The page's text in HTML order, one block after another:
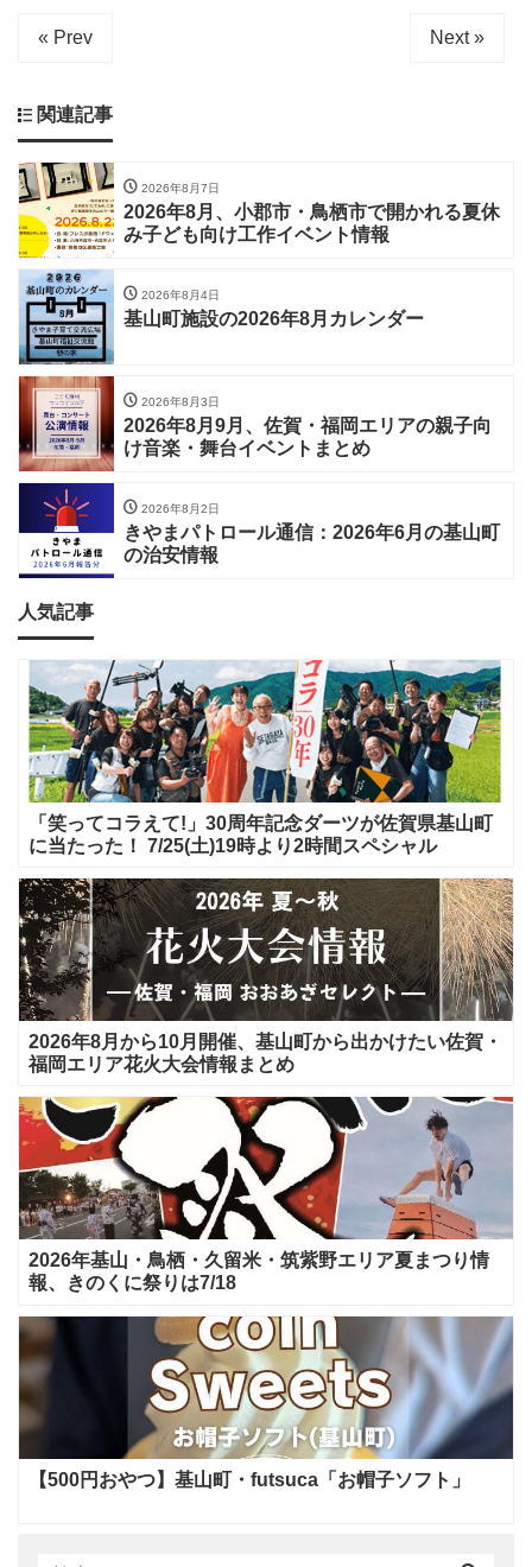
« Prev Next »
関連記事
2026年8月7日
2026年8月、小郡市・鳥栖市で開かれる夏休
み子ども向け工作イベント情報
2026年8月4日
基山町施設の2026年8月カレンダー
2026年8月3日
2026年8月9月、佐賀・福岡エリアの親子向
け音楽・舞台イベントまとめ
2026年8月2日
きやまパトロール通信：2026年6月の基山町
の治安情報
人気記事
「笑ってコラえて!」30周年記念ダーツが佐賀県基山町
に当たった！ 7/25(土)19時より2時間スペシャル
2026年8月から10月開催、基山町から出かけたい佐賀・
福岡エリア花火大会情報まとめ
2026年基山・鳥栖・久留米・筑紫野エリア夏まつり情
報、きのくに祭りは7/18
【500円おやつ】基山町・futsuca「お帽子ソフト」